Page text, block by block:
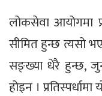
लोकसेवा आयोगमा
सीमित हुन्छ त्यसो
सङ्ख्या धेरै हुन्छ, जुन
होइन ।